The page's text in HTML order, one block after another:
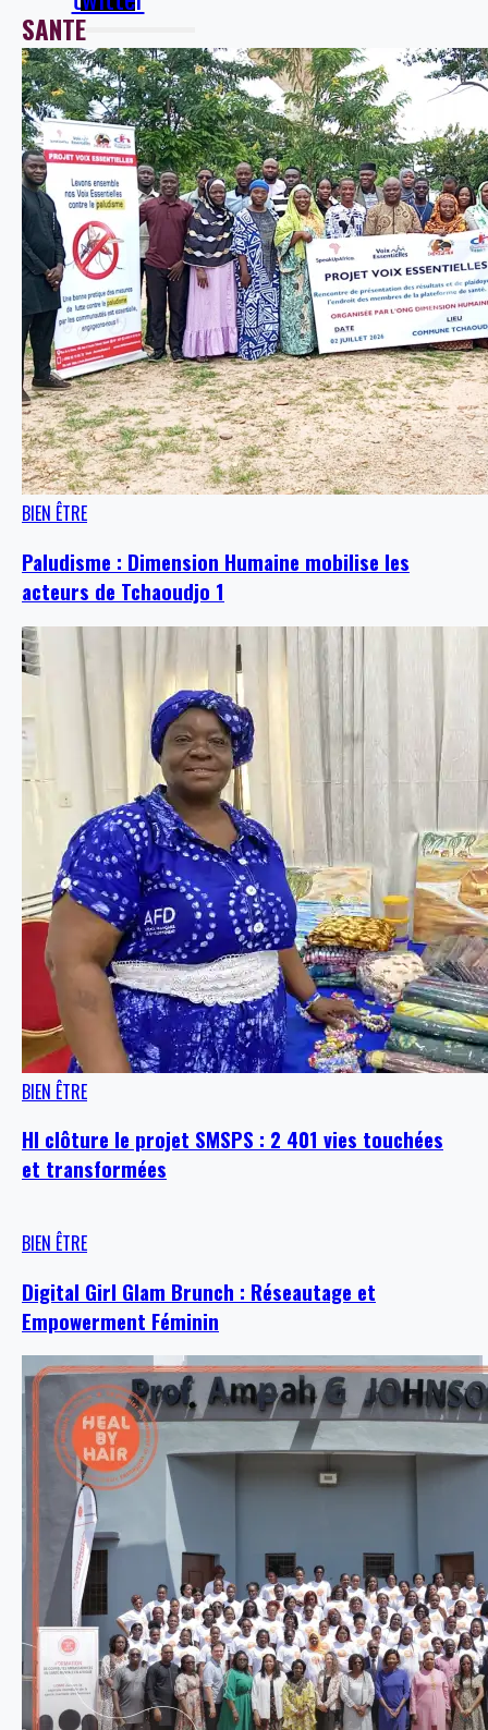
SANTE
BIEN ÊTRE
Paludisme : Dimension Humaine mobilise les
acteurs de Tchaoudjo 1
BIEN ÊTRE
HI clôture le projet SMSPS : 2 401 vies touchées
et transformées
BIEN ÊTRE
Digital Girl Glam Brunch : Réseautage et
Empowerment Féminin